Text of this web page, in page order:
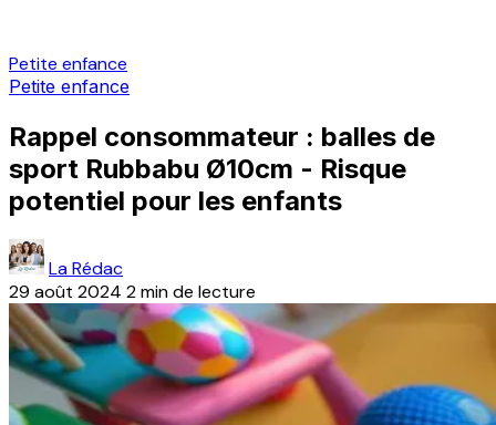
Petite enfance
Petite enfance
Rappel consommateur : balles de
sport Rubbabu Ø10cm - Risque
potentiel pour les enfants
La Rédac
29 août 2024 2 min de lecture